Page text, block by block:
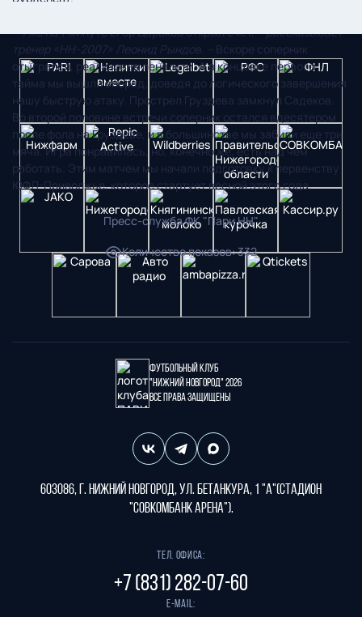
– Уже на 1 минуте Егор Царьков открыл счет,– рассказывает
тренер «НН-2007» Леонид Рындов. – Вскоре соперник
отыгрался, реализовав пенальти. А в концовке первого
тайма мы вышли вперед, доведя до логического завершения
нашу быструю атаку. Прострел Груздева замкнул Садеков.
Во второй половине встречи соперник остался вдесятером
после фола на Груздеве, и в большинстве мы забили еще три
мяча. Игра понравилась, но, конечно же, есть над чем
работать. Этим матчем мы начали подготовку к первенству
ЮФЛ-Приволжье, которое стартует весной этого года.
Пресс-служба ФК "Пари НН"
Количество показов:332
Футбольный клуб
"Нижний Новгород" 2026
Все права защищены
603086, г. Нижний Новгород, ул. Бетанкура, 1 "А"(стадион
"СОВКОМБАНК АРЕНА").
Тел. офиса:
+7 (831) 282-07-60
E-mail: